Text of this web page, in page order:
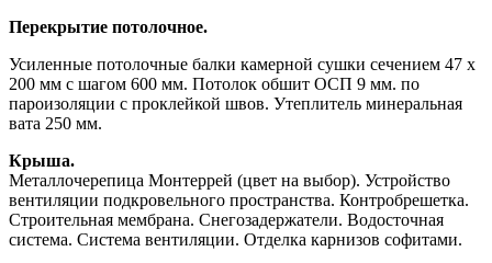
Перекрытие потолочное.
Усиленные потолочные балки камерной сушки сечением 47 х
200 мм с шагом 600 мм. Потолок обшит ОСП 9 мм. по
пароизоляции с проклейкой швов. Утеплитель минеральная
вата 250 мм.
Крыша.
Металлочерепица Монтеррей (цвет на выбор). Устройство
вентиляции подкровельного пространства. Контробрешетка.
Строительная мембрана. Снегозадержатели. Водосточная
система. Система вентиляции. Отделка карнизов софитами.